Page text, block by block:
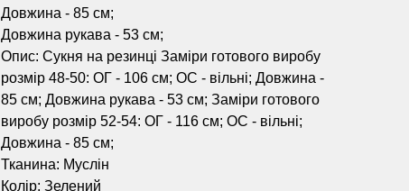
Довжина - 85 см;
Довжина рукава - 53 см;
Опис: Сукня на резинці Заміри готового виробу
розмір 48-50: ОГ - 106 см; ОС - вільні; Довжина -
85 см; Довжина рукава - 53 см; Заміри готового
виробу розмір 52-54: ОГ - 116 см; ОС - вільні;
Довжина - 85 см;
Тканина: Муслін
Колір: Зелений